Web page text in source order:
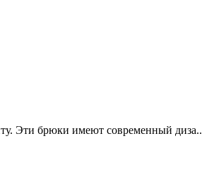
Эти брюки имеют современный диза..